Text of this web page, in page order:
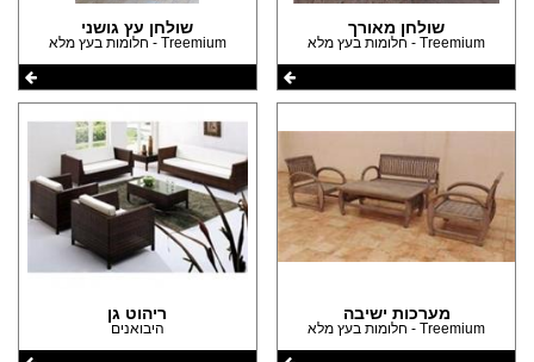
שולחן מאורך
Treemium - חלומות בעץ מלא
שולחן עץ גושני
Treemium - חלומות בעץ מלא
מערכות ישיבה
Treemium - חלומות בעץ מלא
ריהוט גן
היבואנים